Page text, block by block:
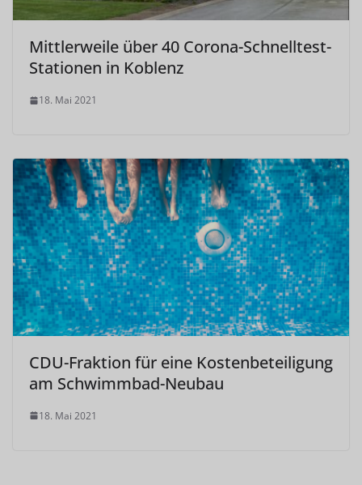
Mittlerweile über 40 Corona-Schnelltest-
Stationen in Koblenz
18. Mai 2021
CDU-Fraktion für eine Kostenbeteiligung
am Schwimmbad-Neubau
18. Mai 2021